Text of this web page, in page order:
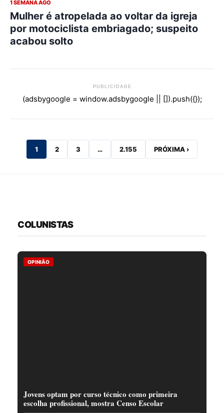
1 SEMANA AGO
Mulher é atropelada ao voltar da igreja
por motociclista embriagado; suspeito
acabou solto
PUBLICIDADE
(adsbygoogle = window.adsbygoogle || []).push({});
1 2 3 … 2.155 PRÓXIMA ›
COLUNISTAS
OPINIÃO
Jovens optam por curso técnico como primeira
escolha profissional, mostra Censo Escolar